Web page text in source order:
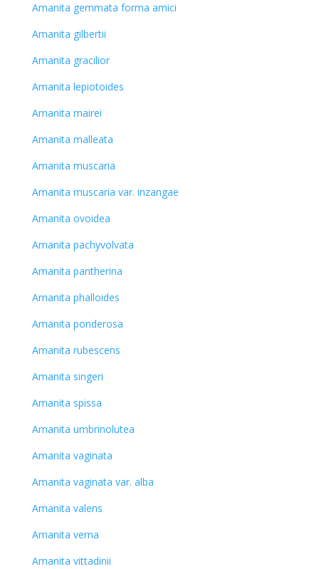
Amanita gemmata forma amici
Amanita gilbertii
Amanita gracilior
Amanita lepiotoides
Amanita mairei
Amanita malleata
Amanita muscaria
Amanita muscaria var. inzangae
Amanita ovoidea
Amanita pachyvolvata
Amanita pantherina
Amanita phalloides
Amanita ponderosa
Amanita rubescens
Amanita singeri
Amanita spissa
Amanita umbrinolutea
Amanita vaginata
Amanita vaginata var. alba
Amanita valens
Amanita verna
Amanita vittadinii